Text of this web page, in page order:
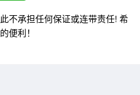
不承担任何保证或连带责任! 希
便利！